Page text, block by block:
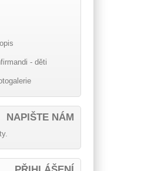
- děti
NAPIŠTE NÁM